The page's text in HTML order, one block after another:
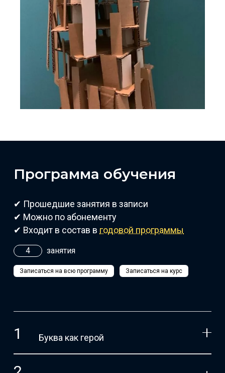
Программа обучения
✔ Прошедшие занятия в записи
✔ Можно по абонементу
✔ Входит в состав в годовой программы
4 занятия
Записаться на всю программу Записаться на курс
Буква как герой